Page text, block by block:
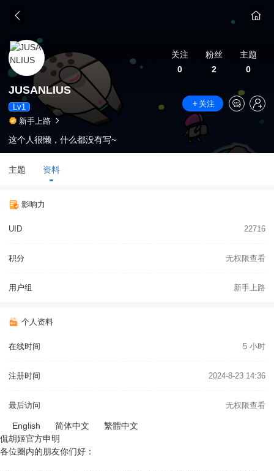
关注
0
粉丝
2
主题
0
JUSANLIUS
Lv1
关注
新手上路
这个人很懒，什么都没有写~
主题 资料
影响力
UID 22716
积分 无权限查看
用户组 新手上路
个人资料
在线时间 5 小时
注册时间 2024-8-23 14:36
最后访问 无权限查看
English 简体中文
繁體中文
侃胡姬官方申明
各位圈内的朋友你们好：